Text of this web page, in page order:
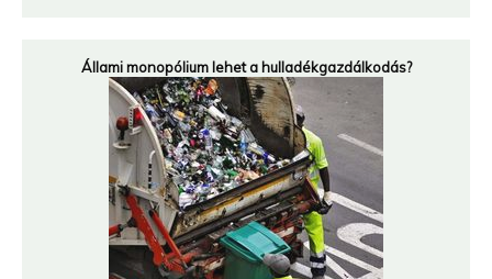
Állami monopólium lehet a hulladékgazdálkodás?